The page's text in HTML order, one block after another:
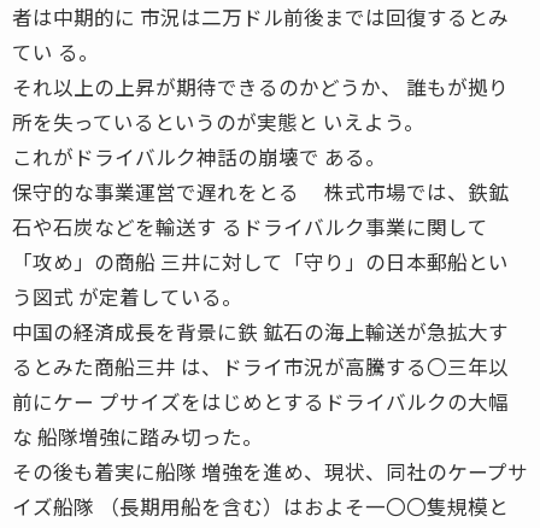
者は中期的に 市況は二万ドル前後までは回復するとみ
てい る。
それ以上の上昇が期待できるのかどうか、 誰もが拠り
所を失っているというのが実態と いえよう。
これがドライバルク神話の崩壊で ある。
保守的な事業運営で遅れをとる 株式市場では、鉄鉱
石や石炭などを輸送す るドライバルク事業に関して
「攻め」の商船 三井に対して「守り」の日本郵船とい
う図式 が定着している。
中国の経済成長を背景に鉄 鉱石の海上輸送が急拡大す
るとみた商船三井 は、ドライ市況が高騰する〇三年以
前にケー プサイズをはじめとするドライバルクの大幅
な 船隊増強に踏み切った。
その後も着実に船隊 増強を進め、現状、同社のケープサ
イズ船隊 （長期用船を含む）はおよそ一〇〇隻規模と